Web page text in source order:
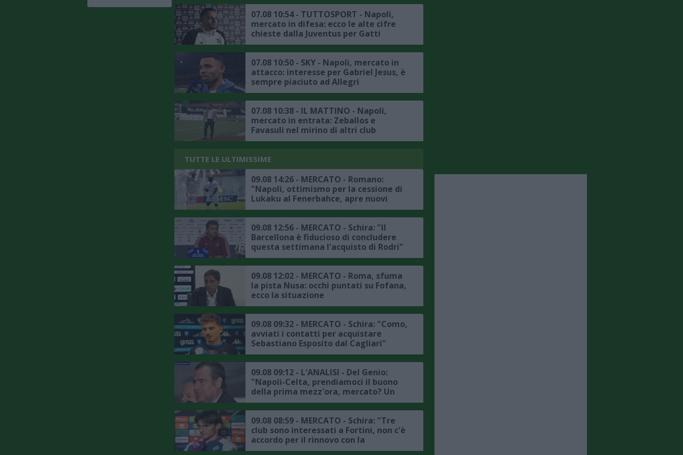
07.08 10:54 - TUTTOSPORT - Napoli,
mercato in difesa: ecco le alte cifre
chieste dalla Juventus per Gatti
07.08 10:50 - SKY - Napoli, mercato in
attacco: interesse per Gabriel Jesus, è
sempre piaciuto ad Allegri
07.08 10:38 - IL MATTINO - Napoli,
mercato in entrata: Zeballos e
Favasuli nel mirino di altri club
TUTTE LE ULTIMISSIME
09.08 14:26 - MERCATO - Romano:
"Napoli, ottimismo per la cessione di
Lukaku al Fenerbahce, apre nuovi
scenari"
09.08 12:56 - MERCATO - Schira: "Il
Barcellona è fiducioso di concludere
questa settimana l'acquisto di Rodri"
09.08 12:02 - MERCATO - Roma, sfuma
la pista Nusa: occhi puntati su Fofana,
ecco la situazione
09.08 09:32 - MERCATO - Schira: "Como,
avviati i contatti per acquistare
Sebastiano Esposito dal Cagliari"
09.08 09:12 - L'ANALISI - Del Genio:
"Napoli-Celta, prendiamoci il buono
della prima mezz'ora, mercato? Un
jolly va preso per spostare Olivera"
09.08 08:59 - MERCATO - Schira: "Tre
club sono interessati a Fortini, non c'è
accordo per il rinnovo con la
Fiorentina"